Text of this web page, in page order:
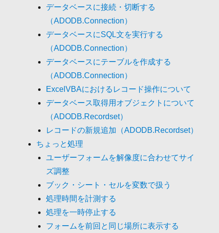
データベースに接続・切断する
（ADODB.Connection）
データベースにSQL文を実行する
（ADODB.Connection）
データベースにテーブルを作成する
（ADODB.Connection）
ExcelVBAにおけるレコード操作について
データベース取得用オブジェクトについて
（ADODB.Recordset）
レコードの新規追加（ADODB.Recordset）
ちょっと処理
ユーザーフォームを解像度に合わせてサイ
ズ調整
ブック・シート・セルを変数で扱う
処理時間を計測する
処理を一時停止する
フォームを前回と同じ場所に表示する